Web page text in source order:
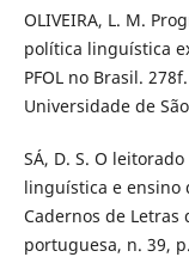
OLIVEIRA, L. M.
política linguística
PFOL no Brasil.
Universidade de
SÁ, D. S. O
linguística e ensino
Cadernos de Letras
portuguesa, n. 39,